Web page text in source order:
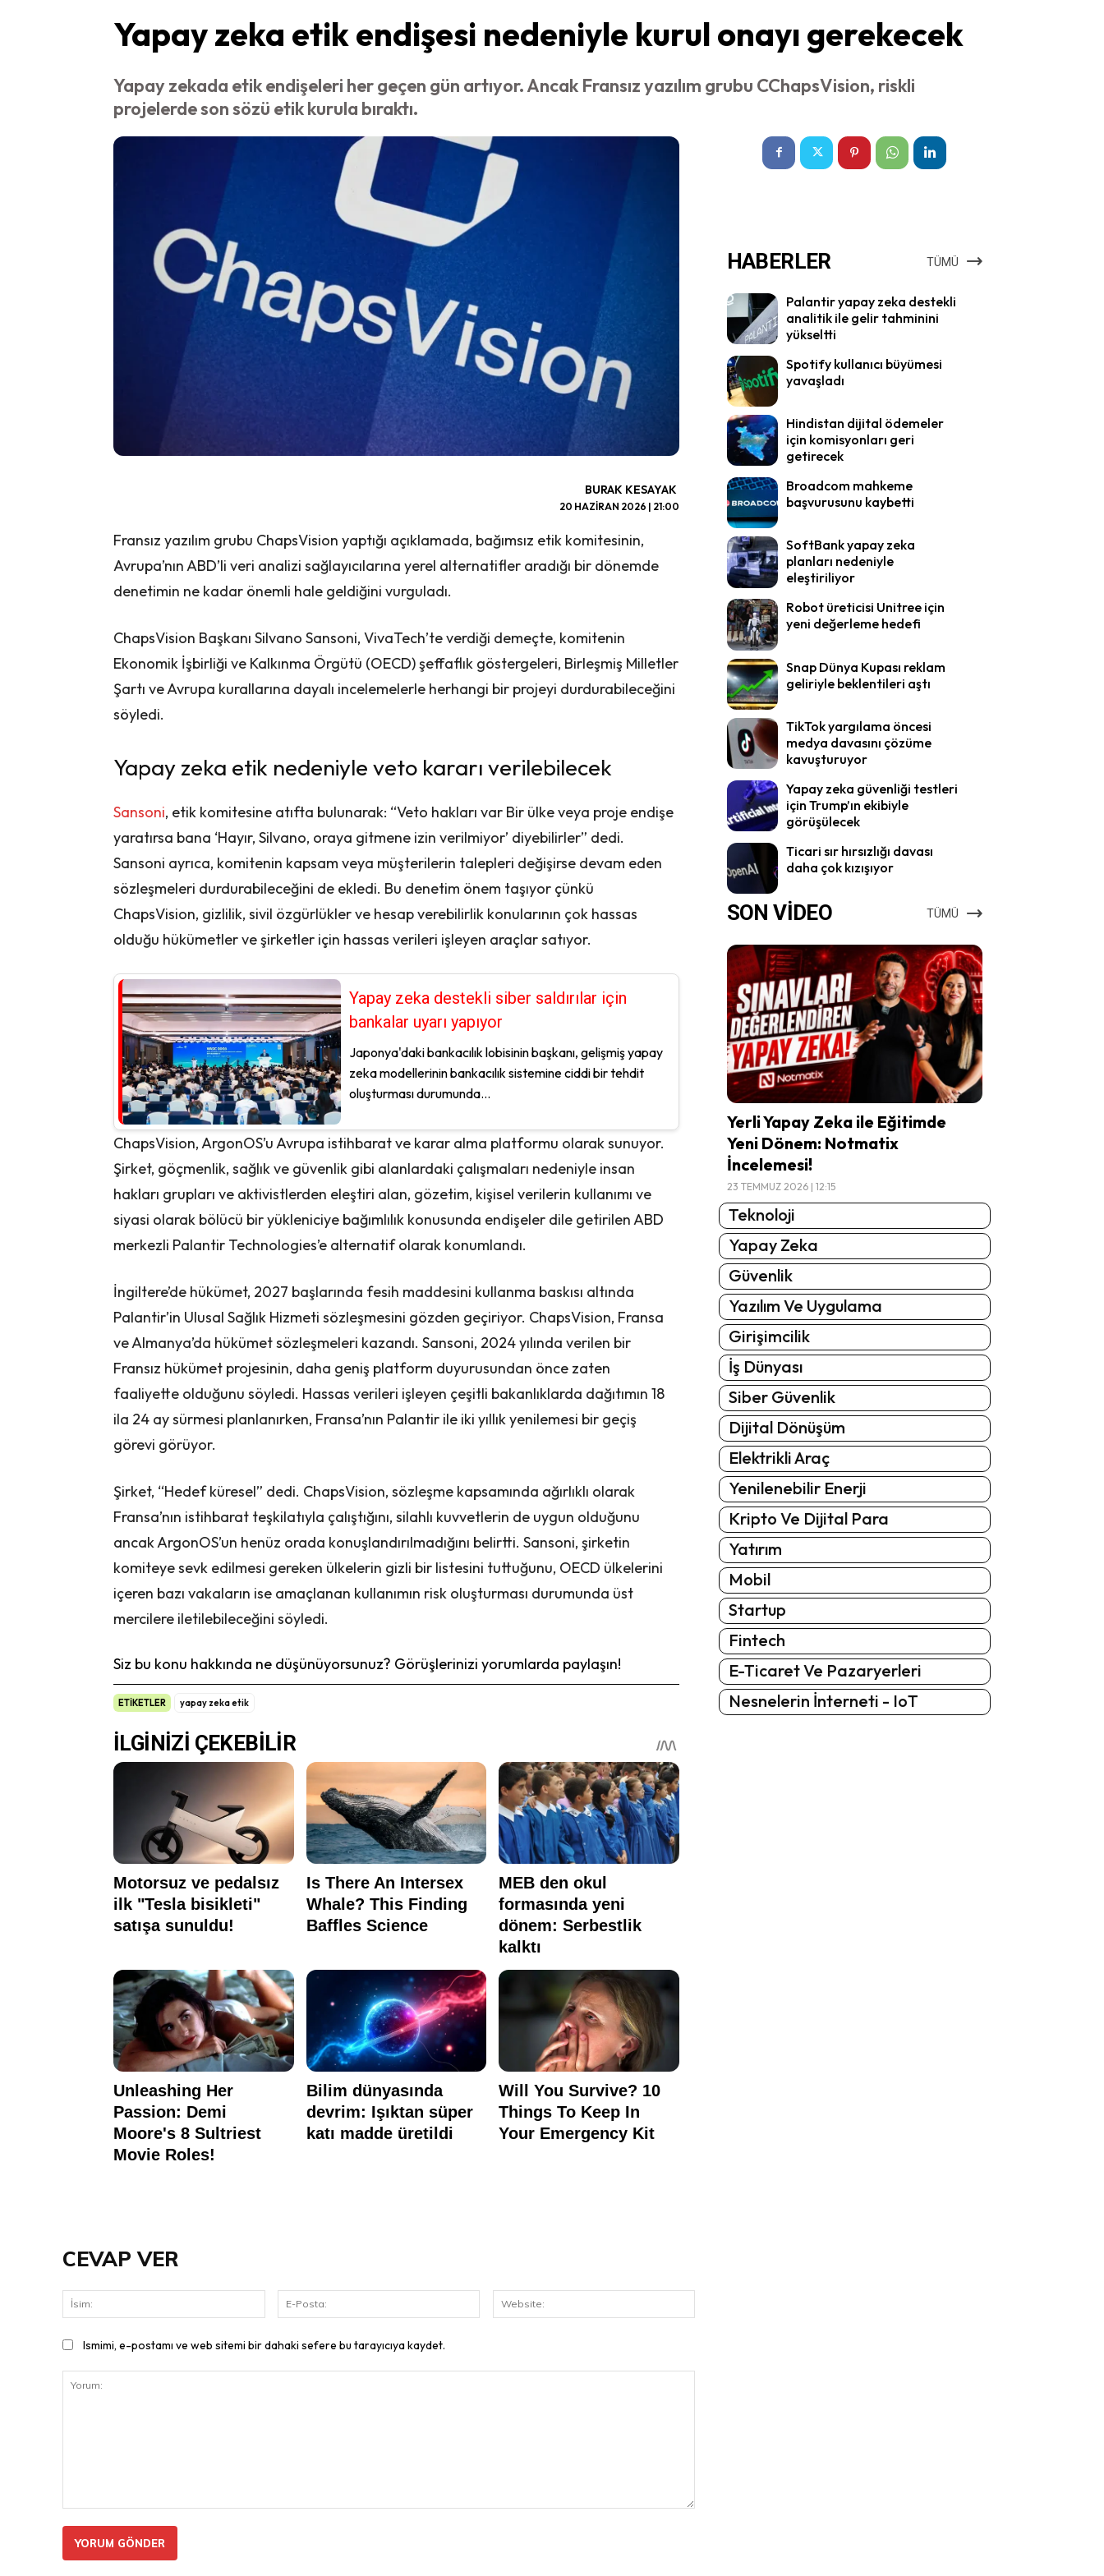
Yapay zeka etik endişesi nedeniyle kurul onayı gerekecek
Yapay zekada etik endişeleri her geçen gün artıyor. Ancak Fransız yazılım grubu CChapsVision, riskli
projelerde son sözü etik kurula bıraktı.
BURAK KESAYAK
20 HAZIRAN 2026 | 21:00
Fransız yazılım grubu ChapsVision yaptığı açıklamada, bağımsız etik komitesinin,
Avrupa’nın ABD’li veri analizi sağlayıcılarına yerel alternatifler aradığı bir dönemde
denetimin ne kadar önemli hale geldiğini vurguladı.
ChapsVision Başkanı Silvano Sansoni, VivaTech’te verdiği demeçte, komitenin
Ekonomik İşbirliği ve Kalkınma Örgütü (OECD) şeffaflık göstergeleri, Birleşmiş Milletler
Şartı ve Avrupa kurallarına dayalı incelemelerle herhangi bir projeyi durdurabileceğini
söyledi.
Yapay zeka etik nedeniyle veto kararı verilebilecek
Sansoni, etik komitesine atıfta bulunarak: “Veto hakları var Bir ülke veya proje endişe
yaratırsa bana ‘Hayır, Silvano, oraya gitmene izin verilmiyor’ diyebilirler” dedi.
Sansoni ayrıca, komitenin kapsam veya müşterilerin talepleri değişirse devam eden
sözleşmeleri durdurabileceğini de ekledi. Bu denetim önem taşıyor çünkü
ChapsVision, gizlilik, sivil özgürlükler ve hesap verebilirlik konularının çok hassas
olduğu hükümetler ve şirketler için hassas verileri işleyen araçlar satıyor.
Yapay zeka destekli siber saldırılar için
bankalar uyarı yapıyor
Japonya'daki bankacılık lobisinin başkanı, gelişmiş yapay
zeka modellerinin bankacılık sistemine ciddi bir tehdit
oluşturması durumunda...
ChapsVision, ArgonOS’u Avrupa istihbarat ve karar alma platformu olarak sunuyor.
Şirket, göçmenlik, sağlık ve güvenlik gibi alanlardaki çalışmaları nedeniyle insan
hakları grupları ve aktivistlerden eleştiri alan, gözetim, kişisel verilerin kullanımı ve
siyasi olarak bölücü bir yükleniciye bağımlılık konusunda endişeler dile getirilen ABD
merkezli Palantir Technologies’e alternatif olarak konumlandı.
İngiltere’de hükümet, 2027 başlarında fesih maddesini kullanma baskısı altında
Palantir’in Ulusal Sağlık Hizmeti sözleşmesini gözden geçiriyor. ChapsVision, Fransa
ve Almanya’da hükümet sözleşmeleri kazandı. Sansoni, 2024 yılında verilen bir
Fransız hükümet projesinin, daha geniş platform duyurusundan önce zaten
faaliyette olduğunu söyledi. Hassas verileri işleyen çeşitli bakanlıklarda dağıtımın 18
ila 24 ay sürmesi planlanırken, Fransa’nın Palantir ile iki yıllık yenilemesi bir geçiş
görevi görüyor.
Şirket, “Hedef küresel” dedi. ChapsVision, sözleşme kapsamında ağırlıklı olarak
Fransa’nın istihbarat teşkilatıyla çalıştığını, silahlı kuvvetlerin de uygun olduğunu
ancak ArgonOS’un henüz orada konuşlandırılmadığını belirtti. Sansoni, şirketin
komiteye sevk edilmesi gereken ülkelerin gizli bir listesini tuttuğunu, OECD ülkelerini
içeren bazı vakaların ise amaçlanan kullanımın risk oluşturması durumunda üst
mercilere iletilebileceğini söyledi.
Siz bu konu hakkında ne düşünüyorsunuz? Görüşlerinizi yorumlarda paylaşın!
ETİKETLER yapay zeka etik
HABERLER TÜMÜ
Palantir yapay zeka destekli
analitik ile gelir tahminini
yükseltti
Spotify kullanıcı büyümesi
yavaşladı
Hindistan dijital ödemeler
için komisyonları geri
getirecek
Broadcom mahkeme
başvurusunu kaybetti
SoftBank yapay zeka
planları nedeniyle
eleştiriliyor
Robot üreticisi Unitree için
yeni değerleme hedefi
Snap Dünya Kupası reklam
geliriyle beklentileri aştı
TikTok yargılama öncesi
medya davasını çözüme
kavuşturuyor
Yapay zeka güvenliği testleri
için Trump’ın ekibiyle
görüşülecek
Ticari sır hırsızlığı davası
daha çok kızışıyor
SON VİDEO TÜMÜ
Yerli Yapay Zeka ile Eğitimde
Yeni Dönem: Notmatix
İncelemesi!
23 TEMMUZ 2026 | 12:15
Teknoloji
Yapay Zeka
Güvenlik
Yazılım Ve Uygulama
Girişimcilik
İş Dünyası
Siber Güvenlik
Dijital Dönüşüm
Elektrikli Araç
Yenilenebilir Enerji
Kripto Ve Dijital Para
Yatırım
Mobil
Startup
Fintech
E-Ticaret Ve Pazaryerleri
Nesnelerin İnterneti - IoT
CEVAP VER
İsim:
Posta:
Ismimi, e-postamı ve web sitemi bir dahaki sefere bu tarayıcıya kaydet.